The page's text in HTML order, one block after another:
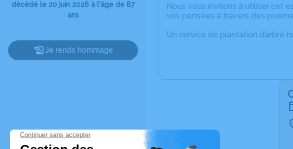
décédé le 20 juin 2026 à l'âge de 87
ans
Je rends hommage
Nous vous invitons à utiliser cet
vos pensées à travers des
Un service de plantation d’arbre